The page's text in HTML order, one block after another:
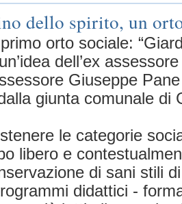
dello spirito, un
orto sociale:
dell’ex
Giuseppe
giunta comunale di
le categorie
libero e
di sani stili
didattici -